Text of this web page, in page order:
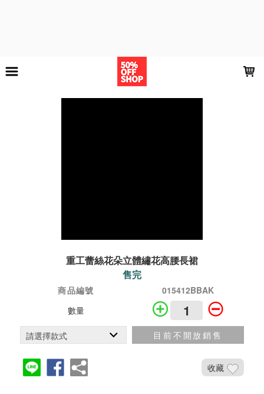
重工蕾絲花朵立體繡花高腰長裙
售完
商品編號
015412BBAK
數量
目前不開放銷售
收藏